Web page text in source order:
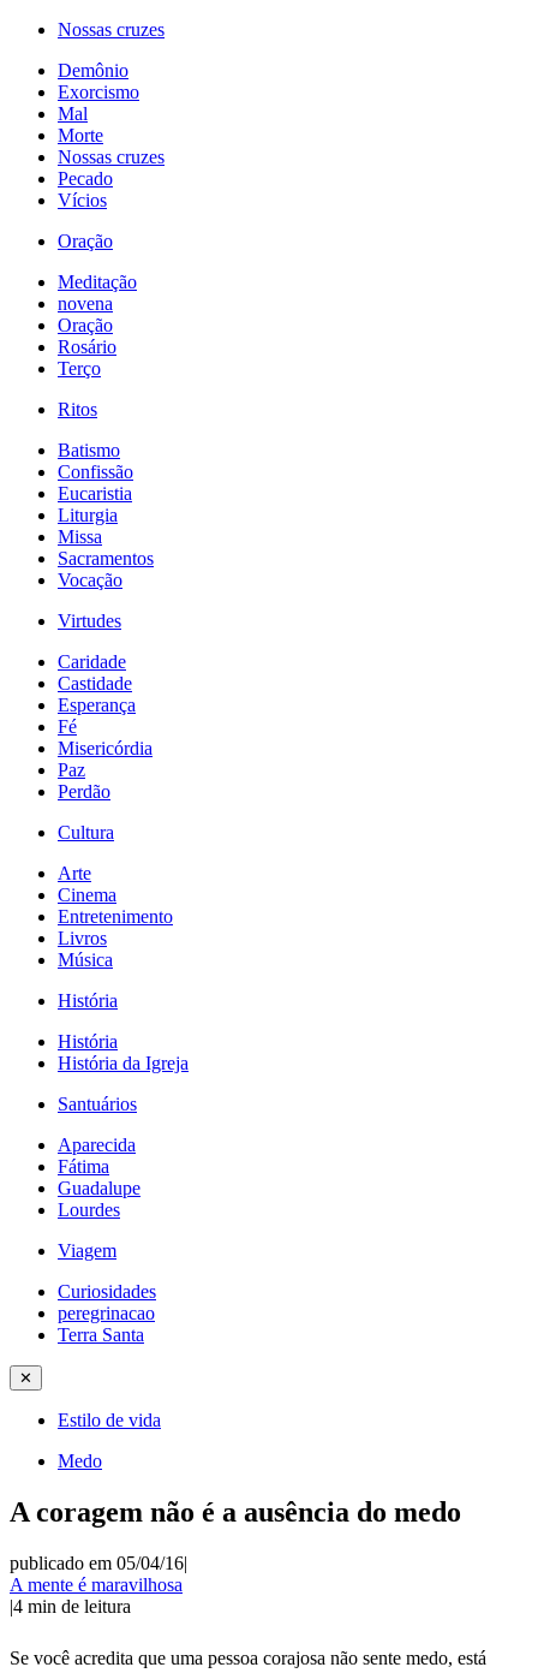
Nossas cruzes
Demônio
Exorcismo
Mal
Morte
Nossas cruzes
Pecado
Vícios
Oração
Meditação
novena
Oração
Rosário
Terço
Ritos
Batismo
Confissão
Eucaristia
Liturgia
Missa
Sacramentos
Vocação
Virtudes
Caridade
Castidade
Esperança
Fé
Misericórdia
Paz
Perdão
Cultura
Arte
Cinema
Entretenimento
Livros
Música
História
História
História da Igreja
Santuários
Aparecida
Fátima
Guadalupe
Lourdes
Viagem
Curiosidades
peregrinacao
Terra Santa
✕
Estilo de vida
Medo
A coragem não é a ausência do medo
publicado em 05/04/16|
A mente é maravilhosa
|4 min de leitura
Se você acredita que uma pessoa corajosa não sente medo, está